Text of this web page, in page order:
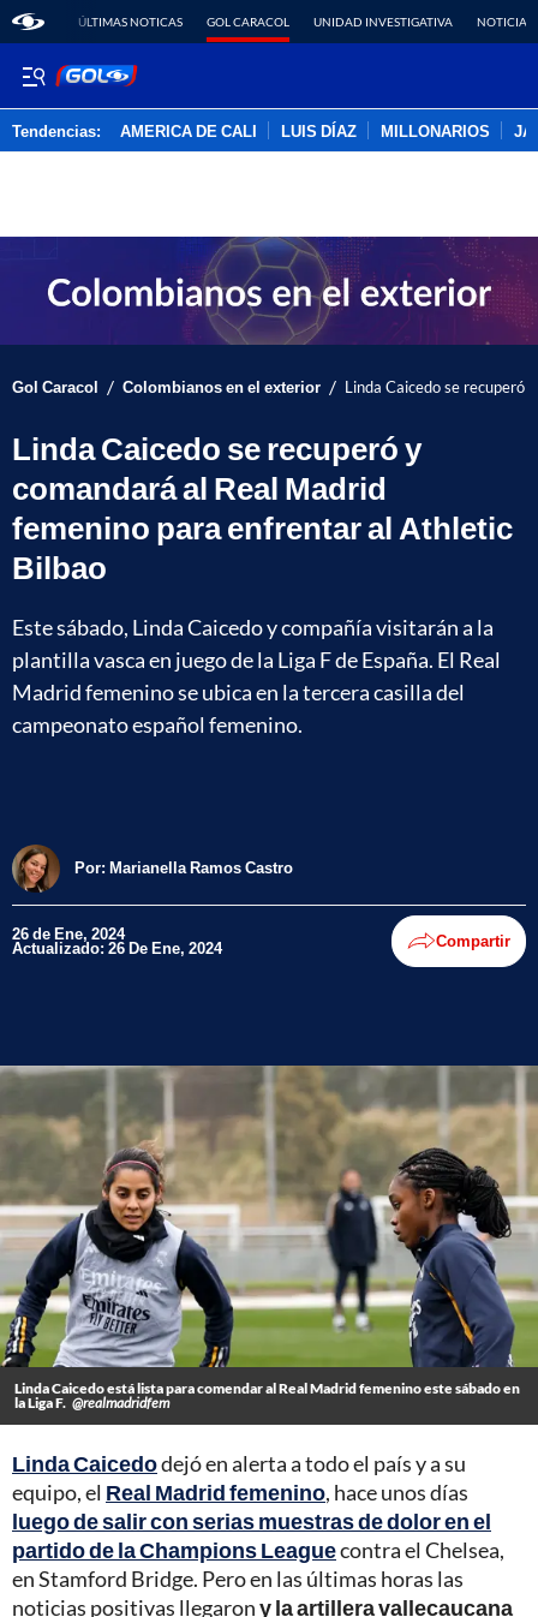
ÚLTIMAS NOTICAS GOL CARACOL UNIDAD INVESTIGATIVA NOTICIAS
Tendencias: AMERICA DE CALI LUIS DÍAZ MILLONARIOS
Gol Caracol / Colombianos en el exterior / Linda Caicedo se recuperó
Linda Caicedo se recuperó y
comandará al Real Madrid
femenino para enfrentar al Athletic
Bilbao
Este sábado, Linda Caicedo y compañía visitarán a la
plantilla vasca en juego de la Liga F de España. El Real
Madrid femenino se ubica en la tercera casilla del
campeonato español femenino.
Por: Marianella Ramos Castro
26 de Ene, 2024
Actualizado: 26 De Ene, 2024 Compartir
Linda Caicedo está lista para comendar al Real Madrid femenino este sábado en
la Liga F. @realmadridfem
Linda Caicedodejó en alerta a todo el país y a su
equipo, el Real Madrid femenino, hace unos días
luego de salir con serias muestras de dolor en el
partido de la Champions Leaguecontra el Chelsea,
en Stamford Bridge. Pero en las últimas horas las
noticias positivas llegarony la artillera vallecaucana